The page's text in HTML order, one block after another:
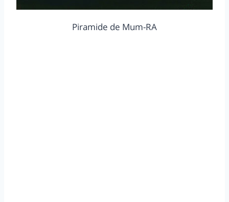
Piramide de Mum-RA